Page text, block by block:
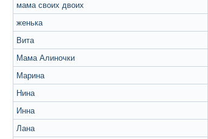
мама своих двоих
женька
Вита
Мама Алиночки
Марина
Нина
Инна
Лана